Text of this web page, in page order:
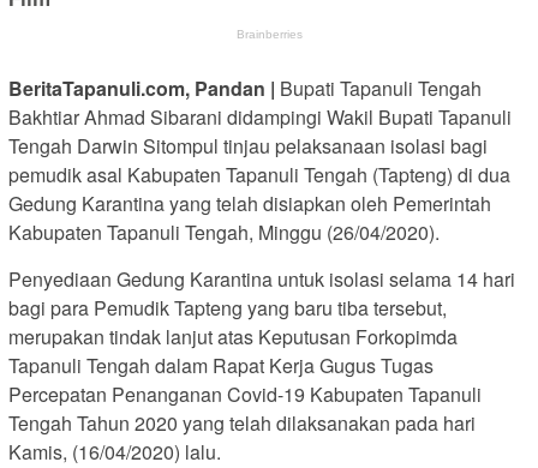
BeritaTapanuli.com, Pandan | Bupati Tapanuli Tengah
Bakhtiar Ahmad Sibarani didampingi Wakil Bupati Tapanuli
Tengah Darwin Sitompul tinjau pelaksanaan isolasi bagi
pemudik asal Kabupaten Tapanuli Tengah (Tapteng) di dua
Gedung Karantina yang telah disiapkan oleh Pemerintah
Kabupaten Tapanuli Tengah, Minggu (26/04/2020).
Penyediaan Gedung Karantina untuk isolasi selama 14 hari
bagi para Pemudik Tapteng yang baru tiba tersebut,
merupakan tindak lanjut atas Keputusan Forkopimda
Tapanuli Tengah dalam Rapat Kerja Gugus Tugas
Percepatan Penanganan Covid-19 Kabupaten Tapanuli
Tengah Tahun 2020 yang telah dilaksanakan pada hari
Kamis, (16/04/2020) lalu.